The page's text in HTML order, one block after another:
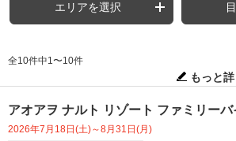
エリアを選択
全10件中1〜10件
もっと
アオアヲ ナルト リゾート ファミリー
2026年7月18日(土)～8月31日(月)